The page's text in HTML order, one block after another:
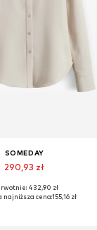
SOMEDAY
290,93 zł
rozmiary: M, L, XL
432,90 zł
najniższa cena:155,16 zł